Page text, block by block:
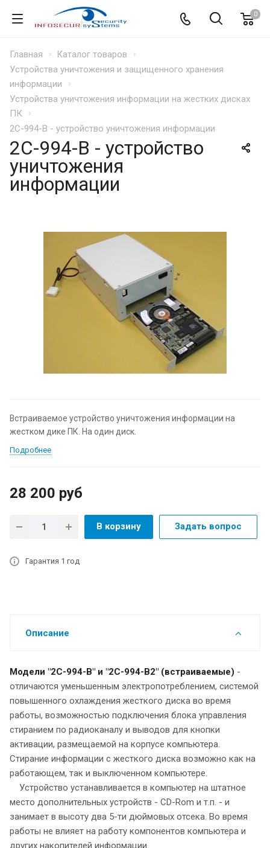
0
Главная
Каталог товаров
Устройства уничтожения и защищенного хранения
информации
Устройства уничтожения информации на жестких дисках
ПК
2С-994-В - устройство уничтожения информации
2С-994-В - устройство
уничтожения
информации
Встраиваемое устройство уничтожения информации на
жестком дике ПК. На один диск.
Подробнее
28 200 руб
В корзину Задать вопрос
Гарантия 1 год
Описание
Модели "2С-994-В" и "2С-994-В2" (встраиваемые) -
отличаются уменьшенным электропотреблением, системой
повышенного охлаждения жесткого диска во время
работы, возможностью подключения блока управления
стиранием по радиоканалу и выводов для кнопки
активации, размещаемой на корпусе компьютера.
Стирание информации с жесткого диска возможно как на
работающем, так и выключенном компьютере.
Устройство устанавливается в компьютер на штатное
место дополнительных устройств - CD-Rom и т.п. - и
занимает в высоту два 5-ти дюймовых отсека. Во время
работы не влияет на работу компонентов компьютера и
других накопителей информации.